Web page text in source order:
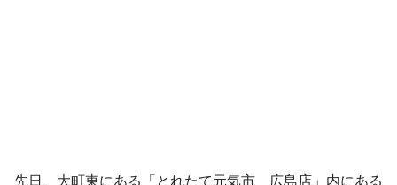
先日、大町東にある「とれたて元気市 広島店」内にある